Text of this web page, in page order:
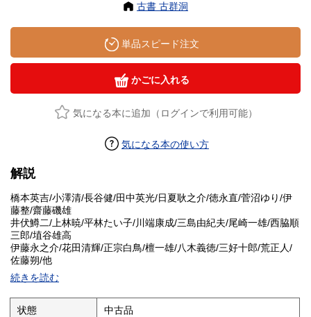
古書 古群洞
単品スピード注文
かごに入れる
気になる本に追加（ログインで利用可能）
気になる本の使い方
解説
橋本英吉/小澤清/長谷健/田中英光/日夏耿之介/徳永直/菅沼ゆり/伊
藤整/齋藤磯雄
井伏鱒二/上林暁/平林たい子/川端康成/三島由紀夫/尾崎一雄/西脇順
三郎/埴谷雄高
伊藤永之介/花田清輝/正宗白鳥/檀一雄/八木義徳/三好十郎/荒正人/
佐藤朔/他
各A5判 背痛み〜並本
※HPに詳細画像UPしました。※発送はスマートレター¥180〜、
4Kg超過は宅急便となります。
続きを読む
状態 中古品